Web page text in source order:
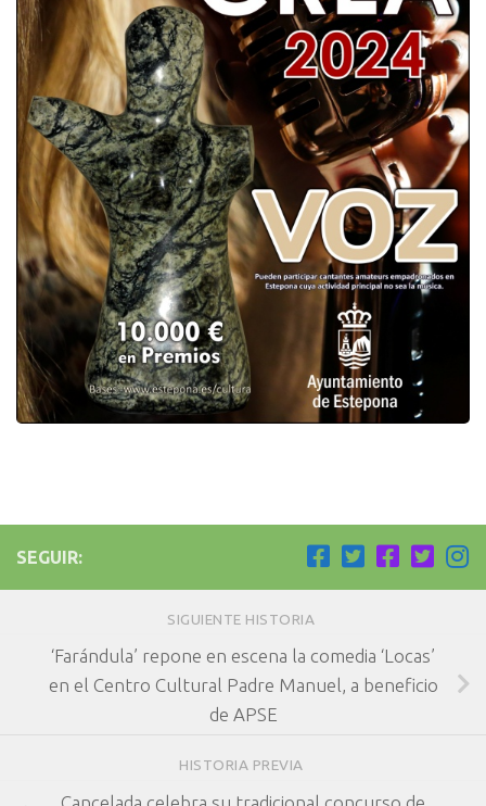
SEGUIR:
SIGUIENTE HISTORIA
‘Farándula’ repone en escena la comedia ‘Locas’
en el Centro Cultural Padre Manuel, a beneficio
de APSE
HISTORIA PREVIA
Cancelada celebra su tradicional concurso de